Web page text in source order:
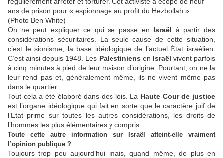
ans de prison pour « espionnage au profit du Hezbollah ».
(Photo Ben White)
On ne peut expliquer ce qui se passe en Israël à partir des
considérations sécuritaires. La seule cause de cette situation,
c’est le sionisme, la base idéologique de l’actuelÉtat israélien.
C’est ainsi depuis 1948. Les Palestiniens en Israël vivent parfois
à cinq minutes à pied de leur maison d’origine. Pourtant, on ne la
leur rend pas et, généralement même, ils ne vivent même pas
dans le quartier.
Tout cela a été élaboré dans des lois. La Haute Cour de justice
est l’organe idéologique qui fait en sorte que le caractère juif de
l’Etat prime sur toutes les autres considérations, les droits de
l’hommes les plus élémentaires y compris.
Toute cette autre information sur Israël atteint-elle vraiment
l’opinion publique ?
Toujours trop peu aujourd’hui mais, quand même, de plus en